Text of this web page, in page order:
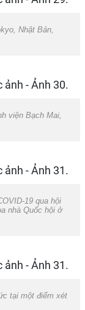
Nhật Bản,
viện Bạch Mai,
19 qua hội
nhà Quốc hội ở
tại một điểm xét